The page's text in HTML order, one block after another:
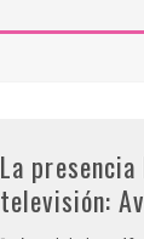
La
televisión: